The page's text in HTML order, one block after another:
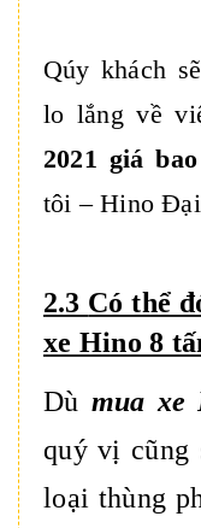
Qúy khách
lo lắng về
2021 giá
tôi – Hino
2.3 Có thể
xe Hino 8
Dù mua xe
quý vị cũng
loại thùng